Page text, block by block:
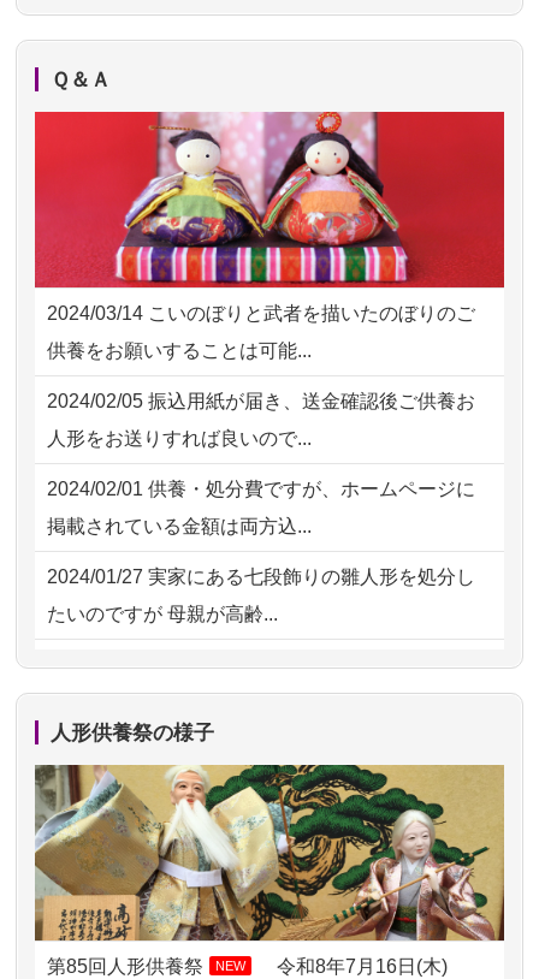
2026/08/02 11:15 千葉県の方からお申込み
2026/08/02 10:39
2026/08/02 09:15 神奈川の方からお申込み
2026/08/02 06:46 相模原の方からお申込み
2026/08/01 19:28 東京都の方からお申込み
2026/08/01 17:10 東京都の方からお申込み
2026/08/01 11:07 さいたの方からお申込み
2026/07/31 17:28 栃木県の方からお申込み
えるのですが、...
NEW
お人形の仕分けなども丁寧に行う
様子から、大切...
2026/07/25供養の内容（料金や送り方等）がとて
も丁寧に説...
2026/07/18 つい先日も利用させていただきまし
た。 手続...
2026/07/18 大切にしていたお人形をきちんと供養
してくださ...
2026/07/15 子供の頃から可愛がってきた七段飾り
の雛人形で...
2026/07/15 お客様の声を読み、丁寧に供養してい
ただけそう...
2026/07/11思い出のある人形達を、ちゃんと供養
したく、花...
2026/07/10家から近かったので。
2026/07/08誰も住んでいない実家の片付けを始め
ました。 ...
Ｑ＆Ａ
2024/03/14 こいのぼりと武者を描いたのぼりのご
供養をお願いすることは可能...
2024/02/05 振込用紙が届き、送金確認後ご供養お
人形をお送りすれば良いので...
2024/02/01 供養・処分費ですが、ホームページに
掲載されている金額は両方込...
2024/01/27 実家にある七段飾りの雛人形を処分し
たいのですが 母親が高齢...
2024/01/13剥製の供養・処分をお願いできます
ですが？
2024/01/13お雛様のセットを供養・処分したいの
ですが、お雛様とお内裏様だ...
2024/01/13供養申込みの後、供養祭までお人形は
どうなってるのですか？
人形供養祭の様子
第85回人形供養祭 NEW 令和8年7月16日(木)